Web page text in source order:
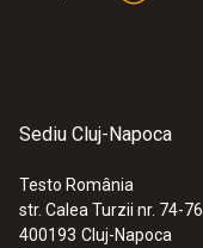
Sediu Cluj-Napoca
Testo România
str. Calea Turzii nr. 74-76
400193 Cluj-Napoca